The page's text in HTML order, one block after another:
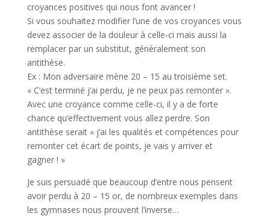
croyances positives qui nous font avancer !
Si vous souhaitez modifier l’une de vos croyances vous
devez associer de la douleur à celle-ci mais aussi la
remplacer par un substitut, généralement son
antithèse.
Ex : Mon adversaire mène 20 – 15 au troisième set.
« C’est terminé j’ai perdu, je ne peux pas remonter ».
Avec une croyance comme celle-ci, il y a de forte
chance qu’effectivement vous allez perdre. Son
antithèse serait « j’ai les qualités et compétences pour
remonter cet écart de points, je vais y arriver et
gagner ! »
Je suis persuadé que beaucoup d’entre nous pensent
avoir perdu à 20 – 15 or, de nombreux exemples dans
les gymnases nous prouvent l’inverse…